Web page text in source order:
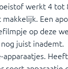
werkt 4 tot
Een
op deze
juist inademt.